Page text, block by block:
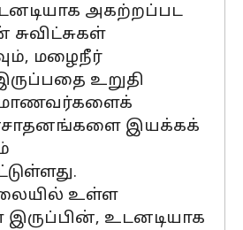
அகற்றப்பட
மழைநீர்
உறுதி
இயக்கக்
உள்ள
உடனடியாக